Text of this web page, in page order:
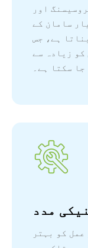
اور
سامان کے
ہے، جس
کو زیادہ سے
سکتا ہے۔
مدد
کو بہتر